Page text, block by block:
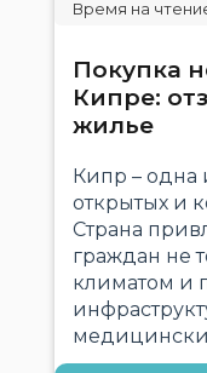
Покупка
Кипре:
жилье
Кипр – одна
открытых и
Страна
граждан не
климатом и